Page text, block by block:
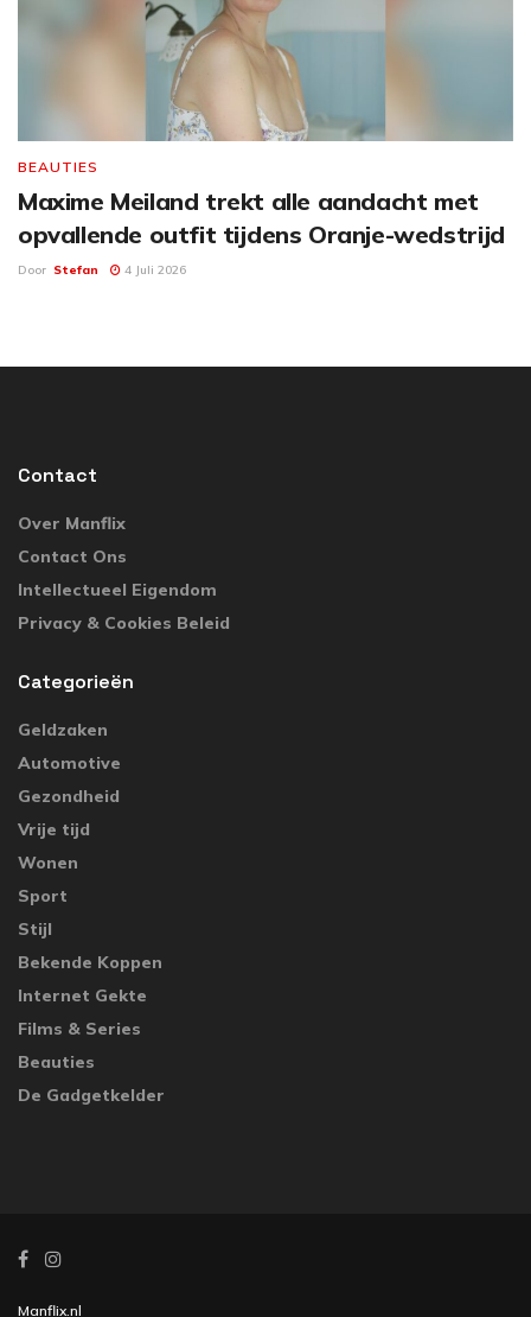
BEAUTIES
Maxime Meiland trekt alle aandacht met
opvallende outfit tijdens Oranje-wedstrijd
Door Stefan 4 Juli 2026
Contact
Over Manflix
Contact Ons
Intellectueel Eigendom
Privacy & Cookies Beleid
Categorieën
Geldzaken
Automotive
Gezondheid
Vrije tijd
Wonen
Sport
Stijl
Bekende Koppen
Internet Gekte
Films & Series
Beauties
De Gadgetkelder
Manflix.nl